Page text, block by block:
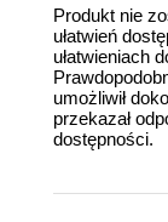
Produkt nie
ułatwień
ułatwieniach
umożliwił
przekazał
dostępności.